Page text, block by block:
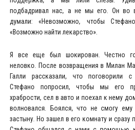
подбадривал нас, а не мы его. Он во
думали: «Невозможно, чтобы
«Возможно найти лекарство».
Я все еще был шокирован. Честно
неловко. После возвращения в Милан
Галли рассказали, что поговорили с
Стефано попросил, чтобы мы его
храбрости, сел в авто и поехал к нему
волновался. Боялся, что не смогу ему
застыну. Но зашел в его комнату и сразу